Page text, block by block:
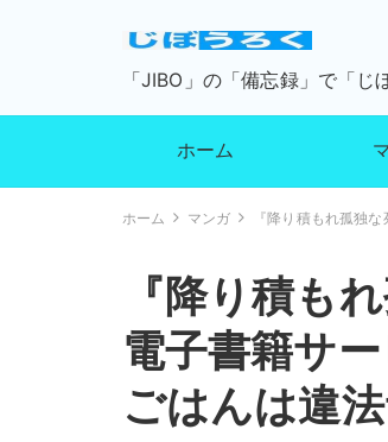
「JIBO」の「備忘録」で「
ホーム
ホーム マンガ 『降り積もれ孤独
『降り積も
電子書籍サ
ごはんは違